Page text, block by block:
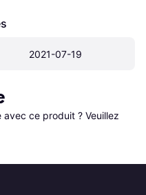
2021-07-19
ce produit ? Veuillez